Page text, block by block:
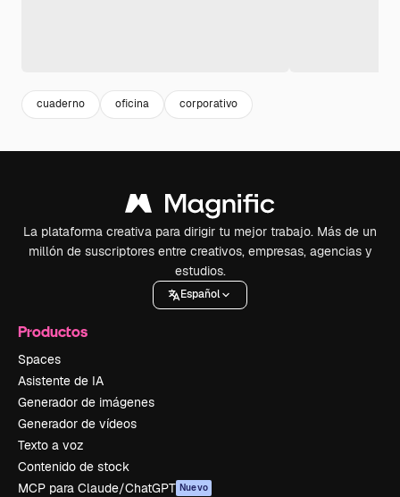
cuaderno oficina corporativo
La plataforma creativa para dirigir tu mejor trabajo. Más de un
millón de suscriptores entre creativos, empresas, agencias y
estudios.
Español
Productos
Spaces
Asistente de IA
Generador de imágenes
Generador de vídeos
Texto a voz
Contenido de stock
MCP para Claude/ChatGPT Nuevo